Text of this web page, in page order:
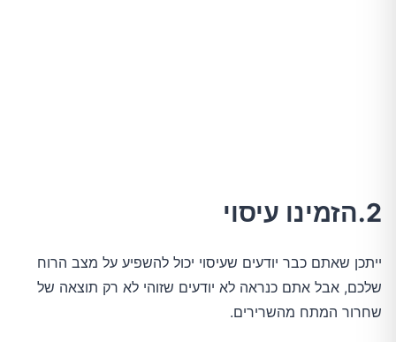
2.הזמינו עיסוי
ייתכן שאתם כבר יודעים שעיסוי יכול להשפיע על מצב הרוח
שלכם, אבל אתם כנראה לא יודעים שזוהי לא רק תוצאה של
שחרור המתח מהשרירים.